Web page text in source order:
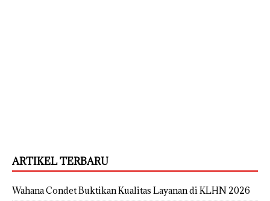
ARTIKEL TERBARU
Wahana Condet Buktikan Kualitas Layanan di KLHN 2026